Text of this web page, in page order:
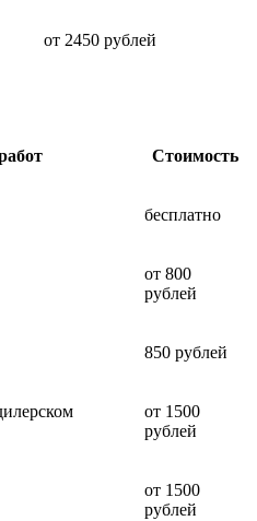
от 2450 рублей
Стоимость
бесплатно
от 800
рублей
850 рублей
от 1500
рублей
от 1500
рублей